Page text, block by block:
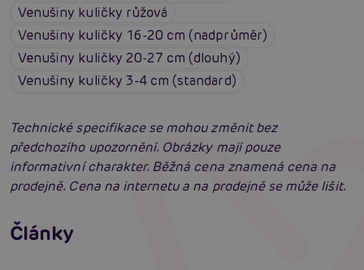
Venušiny kuličky růžová
Venušiny kuličky 16-20 cm (nadprůměr)
Venušiny kuličky 20-27 cm (dlouhý)
Venušiny kuličky 3-4 cm (standard)
Technické specifikace se mohou změnit bez
předchozího upozornění. Obrázky mají pouze
informativní charakter. Běžná cena znamená cena na
prodejně. Cena na internetu a na prodejně se může lišit.
Články
Venušiny kuličky: Detailní rádce výběrem
Číst více
Erotická inteligence: Příručka Sexiomů